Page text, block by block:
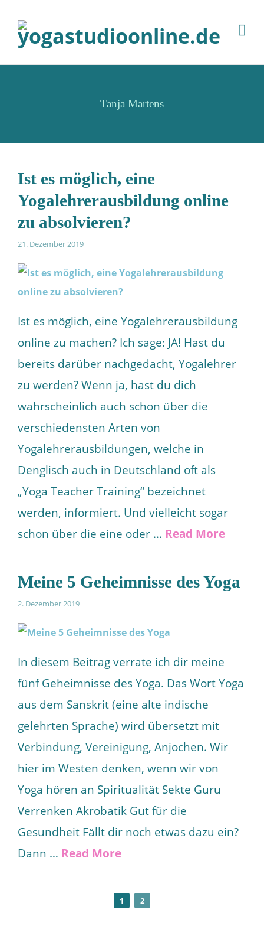
Tanja Martens
Ist es möglich, eine
Yogalehrerausbildung online
zu absolvieren?
21. Dezember 2019
Ist es möglich, eine Yogalehrerausbildung
online zu machen? Ich sage: JA! Hast du
bereits darüber nachgedacht, Yogalehrer
zu werden? Wenn ja, hast du dich
wahrscheinlich auch schon über die
verschiedensten Arten von
Yogalehrerausbildungen, welche in
Denglisch auch in Deutschland oft als
„Yoga Teacher Training“ bezeichnet
werden, informiert. Und vielleicht sogar
schon über die eine oder … Read More
Meine 5 Geheimnisse des Yoga
2. Dezember 2019
In diesem Beitrag verrate ich dir meine
fünf Geheimnisse des Yoga. Das Wort Yoga
aus dem Sanskrit (eine alte indische
gelehrten Sprache) wird übersetzt mit
Verbindung, Vereinigung, Anjochen. Wir
hier im Westen denken, wenn wir von
Yoga hören an Spiritualität Sekte Guru
Verrenken Akrobatik Gut für die
Gesundheit Fällt dir noch etwas dazu ein?
Dann … Read More
1 2